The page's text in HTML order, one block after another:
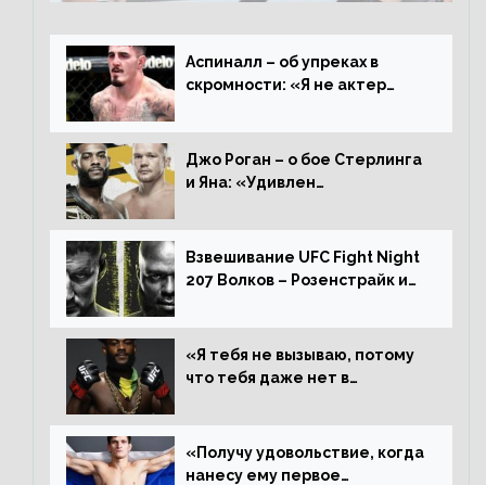
Аспиналл – об упреках в
скромности: «Я не актер
дерьмо»
Джо Роган – о бое Стерлинга
и Яна: «Удивлен
Алджамейн определенно
выиграл»
Взвешивание UFC Fight Night
207 Волков – Розенстрайк и
«Я тебя не вызываю, потому
что тебя даже нет в
пауза», сообщает Стерлинг
ответил Сехудо
«Получу удовольствие, когда
нанесу ему первое